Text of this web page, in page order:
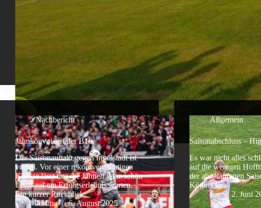
Nachbericht
Jahnkonvoi auf der B16
Der Saisonauftakt gegen Ingolstadt ist
vorbei. Vor einer rekordverdächtigen
Kulisse lässt uns die Jahnelf ganz schön
lange auf ein Erfolgserlebnis warten.
Ein kurzer Rückblick.
Joshua
6. August 2025
Allgemein
Saisonabschluss –
Es war nicht alles
auf die wenigen
der abgelaufenen
Köglmeier)
Joe
2. Juni